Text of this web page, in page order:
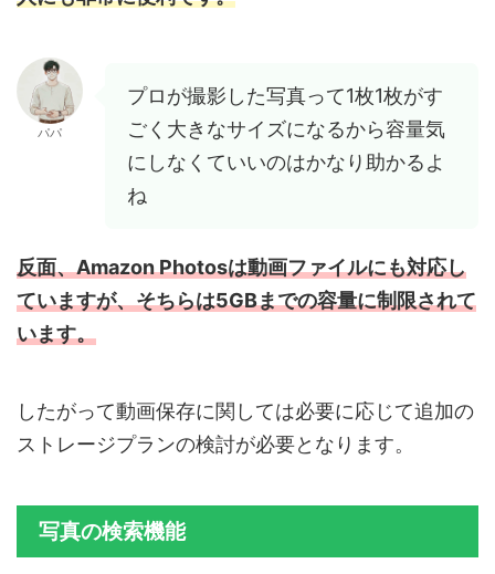
パパ
プロが撮影した写真って1枚1枚がす
ごく大きなサイズになるから容量気
にしなくていいのはかなり助かるよ
ね
反面、Amazon Photosは動画ファイルにも対応し
ていますが、そちらは5GBまでの容量に制限されて
います。
したがって動画保存に関しては必要に応じて追加の
ストレージプランの検討が必要となります。
写真の検索機能